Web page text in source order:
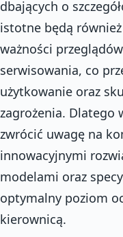
dbających o
istotne będą
ważności
serwisowania, co
użytkowanie oraz
zagrożenia. Dlatego
zwrócić uwagę na
innowacyjnymi
modelami oraz
optymalny poziom
kierownicą.